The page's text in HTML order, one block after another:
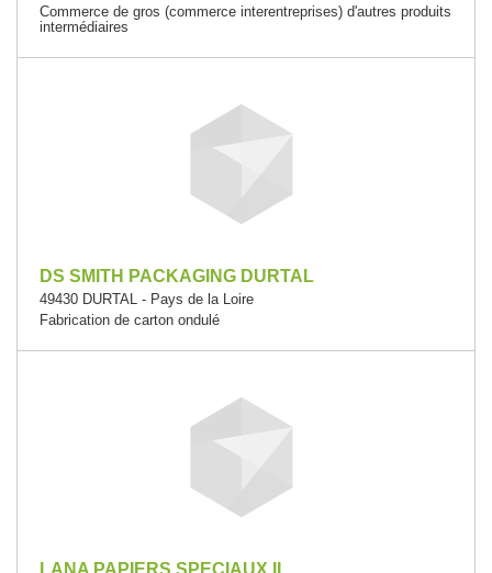
Commerce de gros (commerce interentreprises) d'autres produits
intermédiaires
DS SMITH PACKAGING DURTAL
49430 DURTAL - Pays de la Loire
Fabrication de carton ondulé
LANA PAPIERS SPECIAUX II